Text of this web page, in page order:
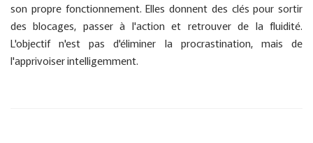
son propre fonctionnement. Elles donnent des clés pour sortir
des blocages, passer à l'action et retrouver de la fluidité.
L'objectif n'est pas d'éliminer la procrastination, mais de
l'apprivoiser intelligemment.